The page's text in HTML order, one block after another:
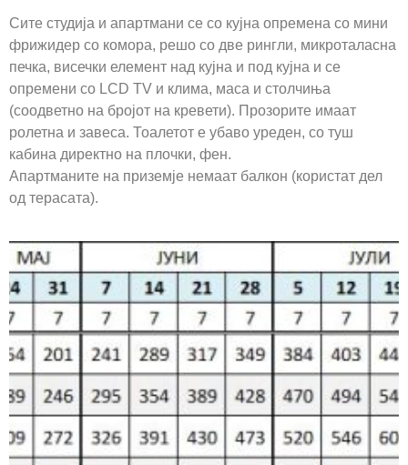
Сите студија и апартмани се со кујна опремена со мини
фрижидер со комора, решо со две рингли, микроталасна
печка, висечки елемент над кујна и под кујна и се
опремени со LCD TV и клима, маса и столчиња
(соодветно на бројот на кревети). Прозорите имаат
ролетна и завеса. Тоалетот е убаво уреден, со туш
кабина директно на плочки, фен.
Апартманите на приземје немаат балкон (користат дел
од терасата).